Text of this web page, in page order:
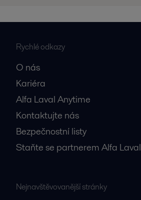
Rychlé odkazy
O nás
Kariéra
Alfa Laval Anytime
Kontaktujte nás
Bezpečnostní listy
Staňte se partnerem Alfa Laval
Nejnavštěvovanější stránky